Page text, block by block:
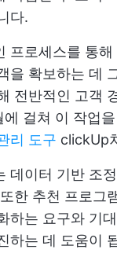
다.
프로세스를 통
을 확보하는 데
전반적인 고객
걸쳐 이 작업
리 도구 clickUp
데이터 기반 조
한 추천 프로그
하는 요구와 기
하는 데 도움이